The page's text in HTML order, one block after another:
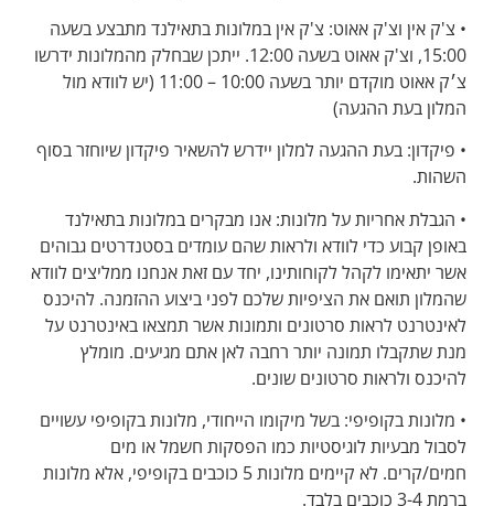
• צ'ק אין וצ'ק אאוט: צ'ק אין במלונות בתאילנד מתבצע בשעה
15:00, וצ'ק אאוט בשעה 12:00. ייתכן שבחלק מהמלונות ידרשו
צ׳ק אאוט מוקדם יותר בשעה 10:00 – 11:00 (יש לוודא מול
המלון בעת ההגעה)
• פיקדון: בעת ההגעה למלון יידרש להשאיר פיקדון שיוחזר בסוף
השהות.
• הגבלת אחריות על מלונות: אנו מבקרים במלונות בתאילנד
באופן קבוע כדי לוודא ולראות שהם עומדים בסטנדרטים גבוהים
אשר יתאימו לקהל לקוחותינו, יחד עם זאת אנחנו ממליצים לוודא
שהמלון תואם את הציפיות שלכם לפני ביצוע ההזמנה. להיכנס
לאינטרנט לראות סרטונים ותמונות אשר תמצאו באינטרנט על
מנת שתקבלו תמונה יותר רחבה לאן אתם מגיעים. מומלץ
להיכנס ולראות סרטונים שונים.
• מלונות בקופיפי: בשל מיקומו הייחודי, מלונות בקופיפי עשויים
לסבול מבעיות לוגיסטיות כמו הפסקות חשמל או מים
חמים/קרים. לא קיימים מלונות 5 כוכבים בקופיפי, אלא מלונות
ברמת 3-4 כוכבים בלבד.